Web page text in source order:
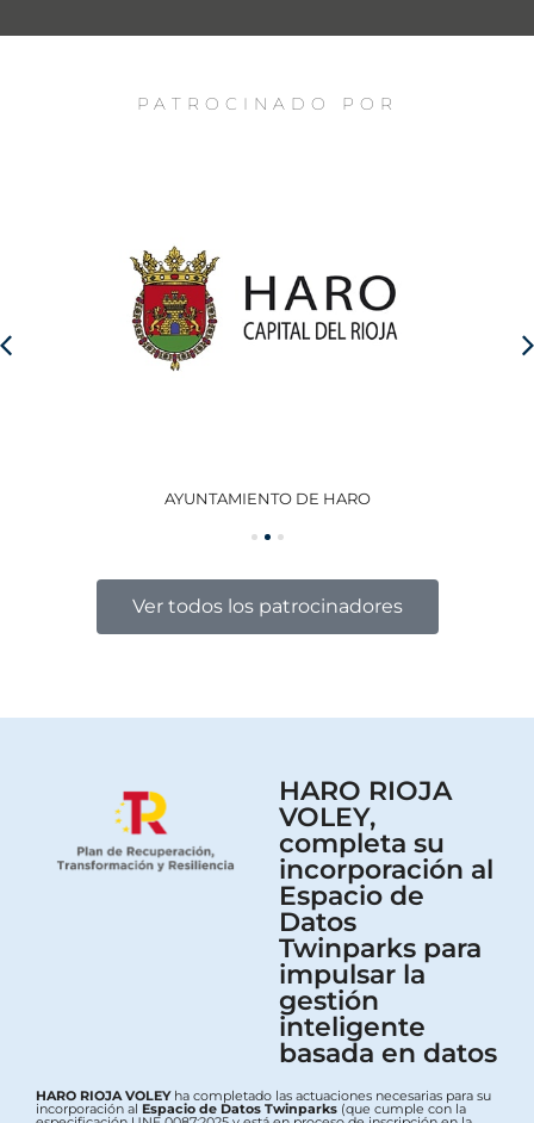
PATROCINADO POR
AYUNTAMIENTO DE HARO
Ver todos los patrocinadores
HARO RIOJA
VOLEY,
completa su
incorporación al
Espacio de
Datos
Twinparks para
impulsar la
gestión
inteligente
basada en datos
HARO RIOJA VOLEYha completado las actuaciones necesarias para su
incorporación al Espacio de Datos Twinparks (que cumple con la